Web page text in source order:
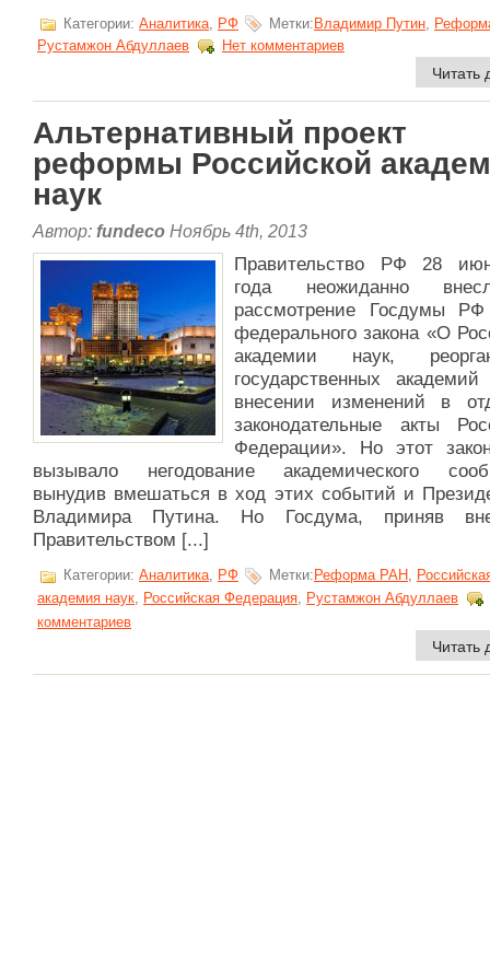
Категории: Аналитика РФ Метки:Владимир Путин
Рустамжон Абдуллаев
Нет комментариев
Читать
Альтернативный проект
реформы Российской
наук
Автор: fundeco Ноябрь 4th, 2013
Правительство РФ 28
года неожиданно
рассмотрение Госдумы РФ
федерального закона «О
академии наук,
государственных
внесении изменений в
законодательные акты
Федерации». Но этот
вызывало негодование академического
вынудив вмешаться в ход этих событий и
Владимира Путина. Но Госдума, приняв
Правительством [...]
Категории: Аналитика, РФ Метки: Реформа РАН,
академия наук, Российская Федерация, Рустамжон Абдуллаев
комментариев
Читать